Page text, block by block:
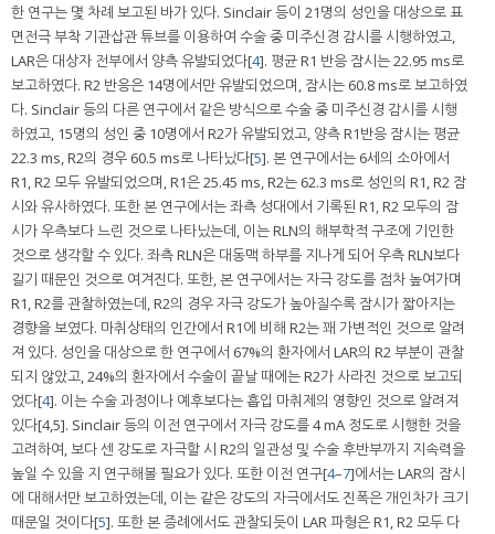
한 연구는 몇 차례 보고된 바가 있다. Sinclair 등이 21명의 성인을 대상으로 표
면전극 부착 기관삽관 튜브를 이용하여 수술 중 미주신경 감시를 시행하였고,
LAR은 대상자 전부에서 양측 유발되었다[4]. 평균 R1 반응 잠시는 22.95 ms로
보고하였다. R2 반응은 14명에서만 유발되었으며, 잠시는 60.8 ms로 보고하였
다. Sinclair 등의 다른 연구에서 같은 방식으로 수술 중 미주신경 감시를 시행
하였고, 15명의 성인 중 10명에서 R2가 유발되었고, 양측 R1반응 잠시는 평균
22.3 ms, R2의 경우 60.5 ms로 나타났다[5]. 본 연구에서는 6세의 소아에서
R1, R2 모두 유발되었으며, R1은 25.45 ms, R2는 62.3 ms로 성인의 R1, R2 잠
시와 유사하였다. 또한 본 연구에서는 좌측 성대에서 기록된 R1, R2 모두의 잠
시가 우측보다 느린 것으로 나타났는데, 이는 RLN의 해부학적 구조에 기인한
것으로 생각할 수 있다. 좌측 RLN은 대동맥 하부를 지나게 되어 우측 RLN보다
길기 때문인 것으로 여겨진다. 또한, 본 연구에서는 자극 강도를 점차 높여가며
R1, R2를 관찰하였는데, R2의 경우 자극 강도가 높아질수록 잠시가 짧아지는
경향을 보였다. 마취상태의 인간에서 R1에 비해 R2는 꽤 가변적인 것으로 알려
져 있다. 성인을 대상으로 한 연구에서 67%의 환자에서 LAR의 R2 부분이 관찰
되지 않았고, 24%의 환자에서 수술이 끝날 때에는 R2가 사라진 것으로 보고되
었다[4]. 이는 수술 과정이나 예후보다는 흡입 마취제의 영향인 것으로 알려져
있다[4,5]. Sinclair 등의 이전 연구에서 자극 강도를 4 mA 정도로 시행한 것을
고려하여, 보다 센 강도로 자극할 시 R2의 일관성 및 수술 후반부까지 지속력을
높일 수 있을 지 연구해볼 필요가 있다. 또한 이전 연구[4–7]에서는 LAR의 잠시
에 대해서만 보고하였는데, 이는 같은 강도의 자극에서도 진폭은 개인차가 크기
때문일 것이다[5]. 또한 본 증례에서도 관찰되듯이 LAR 파형은 R1, R2 모두 다